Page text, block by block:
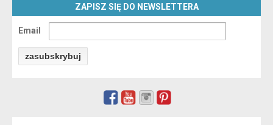
ZAPISZ SIĘ DO NEWSLETTERA
Email